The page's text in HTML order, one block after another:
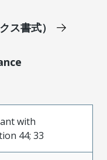
ス書式）
with
44; 33